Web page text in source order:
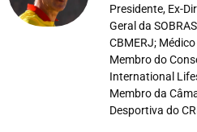
Presidente, Ex-
Geral da
CBMERJ;
Membro do
International
Membro da
Desportiva do